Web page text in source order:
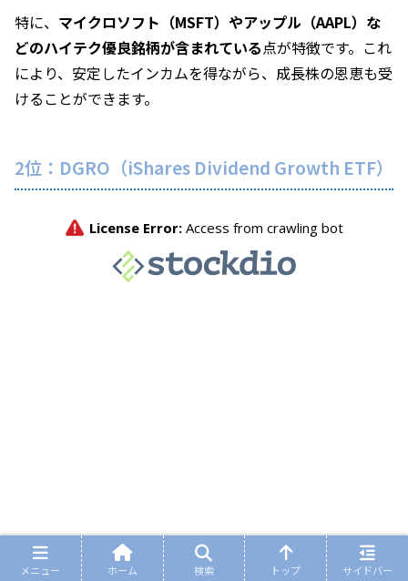
特に、 マイクロソフト（MSFT）やアップル（AAPL）な
どのハイテク優良銘柄が含まれている点が特徴です。これ
により、安定したインカムを得ながら、成長株の恩恵も受
けることができます。
2位：DGRO（iShares Dividend Growth ETF）
メニュー ホーム 検索 トップ サイドバー